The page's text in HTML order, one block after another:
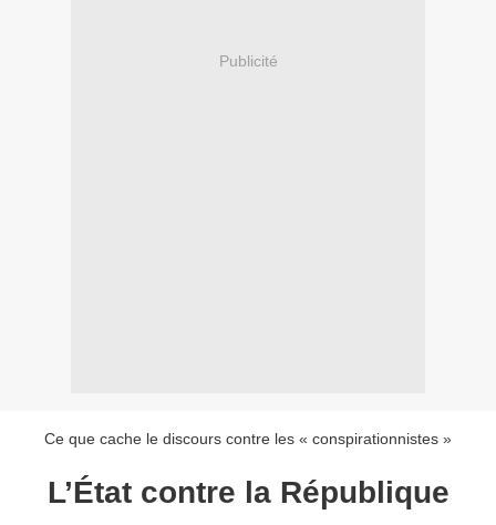
Publicité
Ce que cache le discours contre les « conspirationnistes »
L’État contre la République